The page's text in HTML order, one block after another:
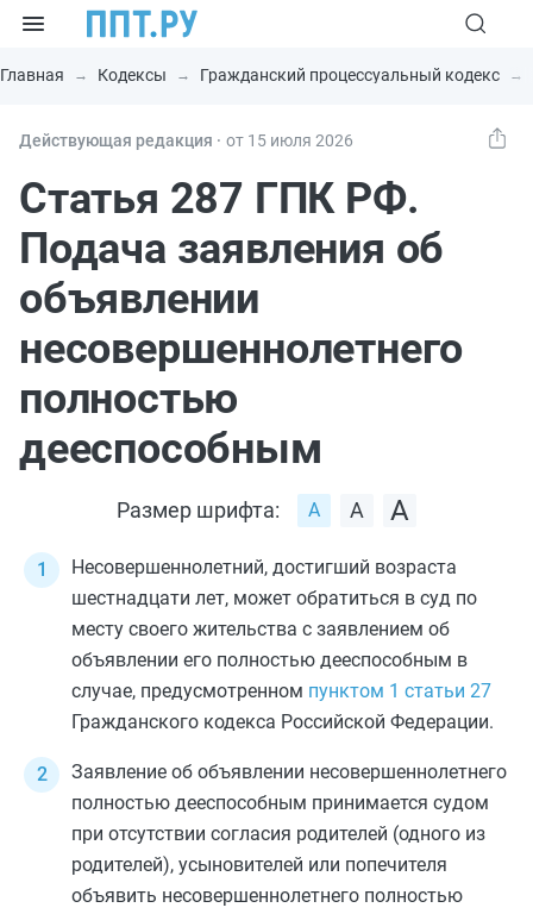
Главная Кодексы Гражданский процессуальный кодекс
Действующая редакция ⸱ от 15 июля 2026
Статья 287 ГПК РФ.
Подача заявления об
объявлении
несовершеннолетнего
полностью
дееспособным
Размер шрифта:
Несовершеннолетний, достигший возраста
шестнадцати лет, может обратиться в суд по
месту своего жительства с заявлением об
объявлении его полностью дееспособным в
случае, предусмотренном пунктом 1 статьи 27
Гражданского кодекса Российской Федерации.
Заявление об объявлении несовершеннолетнего
полностью дееспособным принимается судом
при отсутствии согласия родителей (одного из
родителей), усыновителей или попечителя
объявить несовершеннолетнего полностью